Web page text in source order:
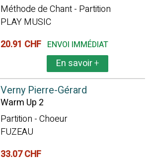
Méthode de Chant - Partition
PLAY MUSIC
20.91 CHF ENVOI IMMÉDIAT
En savoir+
Verny Pierre-Gérard
Warm Up 2
Partition - Choeur
FUZEAU
33.07 CHF